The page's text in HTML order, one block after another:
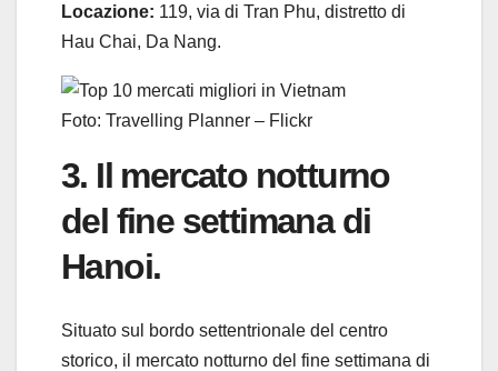
Locazione: 119, via di Tran Phu, distretto di
Hau Chai, Da Nang.
Foto: Travelling Planner – Flickr
3. Il mercato notturno
del fine settimana di
Hanoi.
Situato sul bordo settentrionale del centro
storico, il mercato notturno del fine settimana di